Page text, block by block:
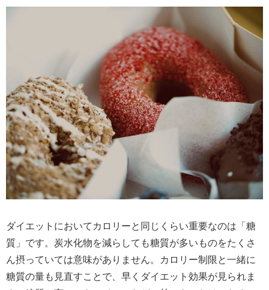
ダイエットにおいてカロリーと同じくらい重要なのは「糖
質」です。炭水化物を減らしても糖質が多いものをたくさ
ん摂っていては意味がありません。カロリー制限と一緒に
糖質の量も見直すことで、早くダイエット効果が見られま